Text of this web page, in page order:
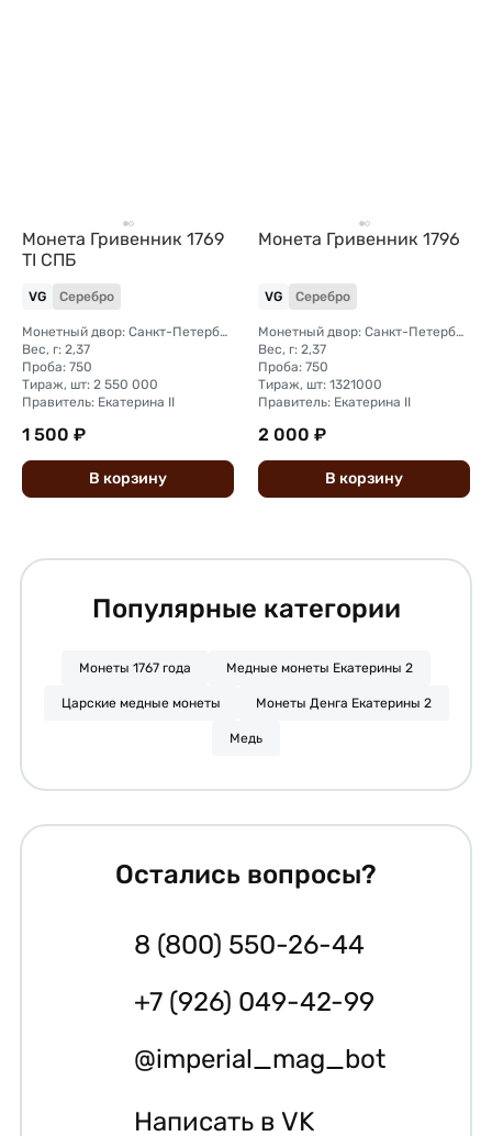
Монета Гривенник 1769
TI СПБ
VG Серебро
Монетный двор: Санкт-Петербургский монетный двор
Вес, г: 2,37
Проба: 750
Тираж, шт: 2 550 000
Правитель: Екатерина II
1 500 ₽
В корзину
Монета Гривенник 1796
VG Серебро
Монетный двор: Санкт-Петербургский монетный двор
Вес, г: 2,37
Проба: 750
Тираж, шт: 1321000
Правитель: Екатерина II
2 000 ₽
В корзину
Популярные категории
Монеты 1767 года Медные монеты Екатерины 2
Царские медные монеты Монеты Денга Екатерины 2
Медь
Остались вопросы?
8 (800) 550-26-44
+7 (926) 049-42-99
@imperial_mag_bot
Написать в VK